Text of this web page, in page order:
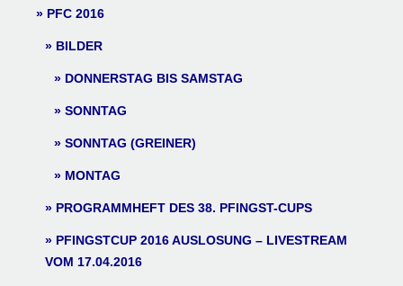
PFC 2016
BILDER
DONNERSTAG BIS SAMSTAG
SONNTAG
SONNTAG (GREINER)
MONTAG
PROGRAMMHEFT DES 38. PFINGST-CUPS
PFINGSTCUP 2016 AUSLOSUNG – LIVESTREAM
VOM 17.04.2016